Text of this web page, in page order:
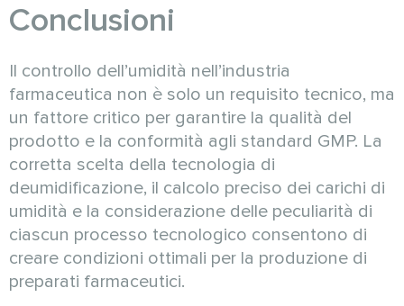
Conclusioni
Il controllo dell’umidità nell’industria
farmaceutica non è solo un requisito tecnico, ma
un fattore critico per garantire la qualità del
prodotto e la conformità agli standard GMP. La
corretta scelta della tecnologia di
deumidificazione, il calcolo preciso dei carichi di
umidità e la considerazione delle peculiarità di
ciascun processo tecnologico consentono di
creare condizioni ottimali per la produzione di
preparati farmaceutici.